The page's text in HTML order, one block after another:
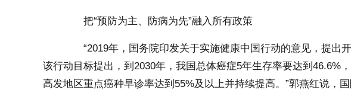
把“预防为主、防病为先”融入所有政策
“2019年，国务院印发关于实施健康中国行动的意见，提出开
该行动目标提出，到2030年，我国总体癌症5年生存率要达到46.6%
高发地区重点癌种早诊率达到55%及以上并持续提高。”郭燕红说，